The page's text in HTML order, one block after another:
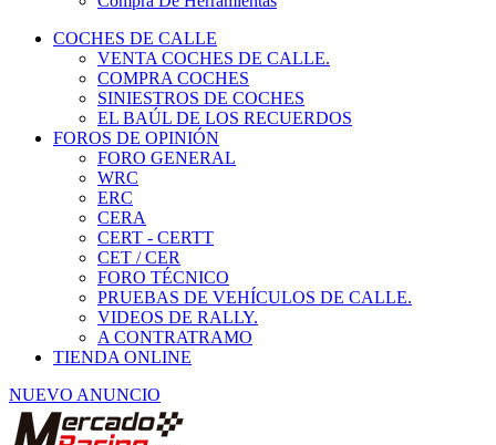
COCHES DE CALLE
VENTA COCHES DE CALLE.
COMPRA COCHES
SINIESTROS DE COCHES
EL BAÚL DE LOS RECUERDOS
FOROS DE OPINIÓN
FORO GENERAL
WRC
ERC
CERA
CERT - CERTT
CET / CER
FORO TÉCNICO
PRUEBAS DE VEHÍCULOS DE CALLE.
VIDEOS DE RALLY.
A CONTRATRAMO
TIENDA ONLINE
NUEVO ANUNCIO